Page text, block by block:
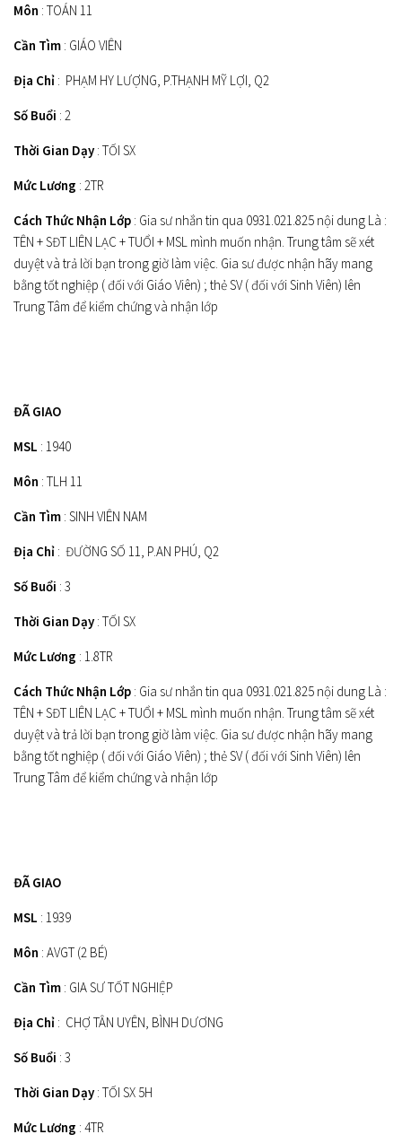
Môn : TOÁN 11
Cần Tìm : GIÁO VIÊN
Địa Chỉ : PHẠM HY LƯỢNG, P.THẠNH MỸ LỢI, Q2
Số Buổi : 2
Thời Gian Dạy : TỐI SX
Mức Lương : 2TR
Cách Thức Nhận Lớp : Gia sư nhắn tin qua 0931.021.825 nội dung Là :
TÊN + SĐT LIÊN LẠC + TUỔI + MSL mình muốn nhận. Trung tâm sẽ xét
duyệt và trả lời bạn trong giờ làm việc. Gia sư được nhận hãy mang
bằng tốt nghiệp ( đối với Giáo Viên) ; thẻ SV ( đối với Sinh Viên) lên
Trung Tâm để kiểm chứng và nhận lớp
ĐÃ GIAO
MSL : 1940
Môn : TLH 11
Cần Tìm : SINH VIÊN NAM
Địa Chỉ : ĐƯỜNG SỐ 11, P.AN PHÚ, Q2
Số Buổi : 3
Thời Gian Dạy : TỐI SX
Mức Lương : 1.8TR
Cách Thức Nhận Lớp : Gia sư nhắn tin qua 0931.021.825 nội dung Là :
TÊN + SĐT LIÊN LẠC + TUỔI + MSL mình muốn nhận. Trung tâm sẽ xét
duyệt và trả lời bạn trong giờ làm việc. Gia sư được nhận hãy mang
bằng tốt nghiệp ( đối với Giáo Viên) ; thẻ SV ( đối với Sinh Viên) lên
Trung Tâm để kiểm chứng và nhận lớp
ĐÃ GIAO
MSL : 1939
Môn : AVGT (2 BÉ)
Cần Tìm : GIA SƯ TỐT NGHIỆP
Địa Chỉ : CHỢ TÂN UYÊN, BÌNH DƯƠNG
Số Buổi : 3
Thời Gian Dạy : TỐI SX 5H
Mức Lương : 4TR